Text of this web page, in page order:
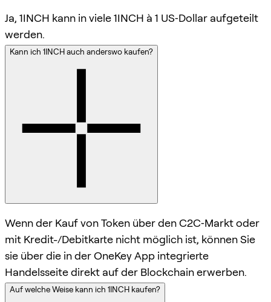
Ja, 1INCH kann in viele 1INCH à 1 US‑Dollar aufgeteilt
werden.
Kann ich 1INCH auch anderswo kaufen?
Wenn der Kauf von Token über den C2C‑Markt oder
mit Kredit-/Debitkarte nicht möglich ist, können Sie
sie über die in der OneKey App integrierte
Handelsseite direkt auf der Blockchain erwerben.
Auf welche Weise kann ich 1INCH kaufen?